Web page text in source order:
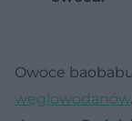
Owoce
węglowodanów